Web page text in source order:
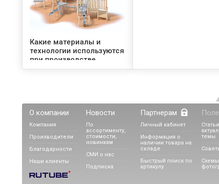
Какие материалы и
технологии используются
при производстве
игровых площадок Kaiser
Фонтаны как способ
украшения летних веранд
О компании
Компания
Производители
Благодарности
Наши клиенты
Новости
По
ассортименту,
стоимости,
новинкам
СМИ о нас
Подписка
Партнерам
Личный кабинет
Информация о
наличии товара на
складе
Быстрый поиск по
артикулу
темы